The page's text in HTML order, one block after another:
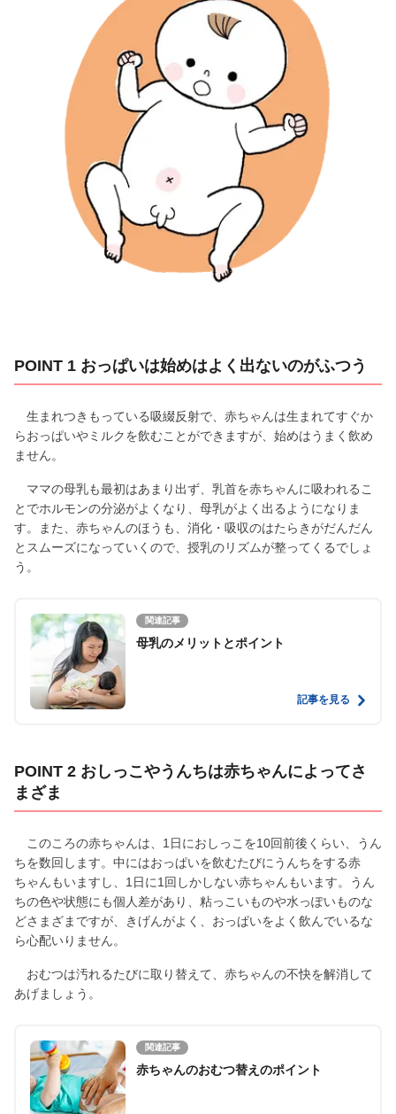
POINT 1 おっぱいは始めはよく出ないのがふつう
生まれつきもっている吸綴反射で、赤ちゃんは生まれてすぐか
らおっぱいやミルクを飲むことができますが、始めはうまく飲め
ません。
ママの母乳も最初はあまり出ず、乳首を赤ちゃんに吸われるこ
とでホルモンの分泌がよくなり、母乳がよく出るようになりま
す。また、赤ちゃんのほうも、消化・吸収のはたらきがだんだん
とスムーズになっていくので、授乳のリズムが整ってくるでしょ
う。
関連記事
母乳のメリットとポイント
記事を見る
POINT 2 おしっこやうんちは赤ちゃんによってさ
まざま
このころの赤ちゃんは、1日におしっこを10回前後くらい、うん
ちを数回します。中にはおっぱいを飲むたびにうんちをする赤
ちゃんもいますし、1日に1回しかしない赤ちゃんもいます。うん
ちの色や状態にも個人差があり、粘っこいものや水っぽいものな
どさまざまですが、きげんがよく、おっぱいをよく飲んでいるな
ら心配いりません。
おむつは汚れるたびに取り替えて、赤ちゃんの不快を解消して
あげましょう。
関連記事
赤ちゃんのおむつ替えのポイント